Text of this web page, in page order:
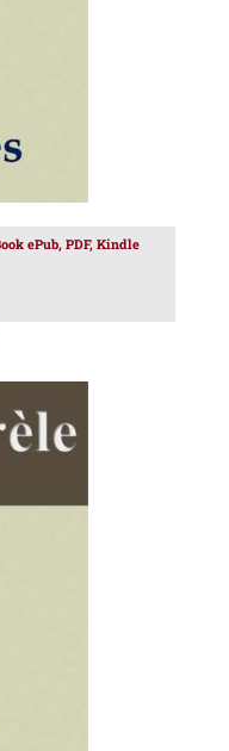
ePub, PDF, Kindle